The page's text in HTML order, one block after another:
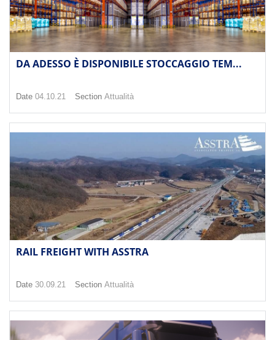
DA ADESSO È DISPONIBILE STOCCAGGIO TEM...
Date 04.10.21 Section Attualità
RAIL FREIGHT WITH ASSTRA
Date 30.09.21 Section Attualità